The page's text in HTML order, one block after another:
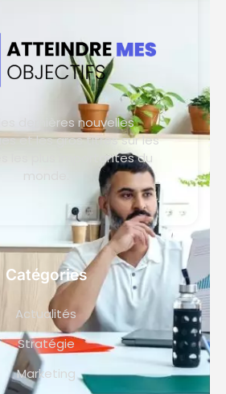
les dernières nouvelles
et les gros titres sur les
les plus importantes du
monde.
Catégories
Actualités
Stratégie
Marketing